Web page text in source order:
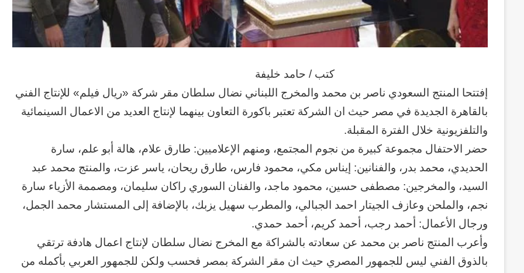
كتب / حامد خليفة
إفتتحا المنتج السعودي ناصر بن محمد والمخرج اللبناني نضال سلطان مقر شركة «ريال فيلم» للإنتاج الفني
بالقاهرة الجديدة في مصر حيث ان الشركة تعتبر باكورة التعاون بينهما لإنتاج العديد من الاعمال السينمائية
والتلفزيونية خلال الفترة المقبلة.
حضر الاحتفال مجموعة كبيرة من نجوم المجتمع، ومنهم الإعلاميين: طارق علام، هالة أبو علم، سارة
الحديدي، محمد بدر، والفنانين: إيناس مكي، محمود فارس، طارق ريحان، ياسر عزت، والمنتج محمد عبد
السيد، والمخرجين: مصطفى حسين، محمود ماجد، والفنان السوري راكان سليمان، ومصممة الأزياء سارة
نجم، والملحن وعازف الجيتار احمد الجبالي، والمطرب سهيل يزبك، بالإضافة إلى المستشار محمد الجمل،
ورجال الأعمال: أحمد رجب، أحمد كريم، أحمد حمدي.
وأعرب المنتج ناصر بن محمد عن سعادته بالشراكة مع المخرج نضال سلطان لإنتاج اعمال هادفة ترتقي
بالذوق الفني ليس للجمهور المصري حيث ان مقر الشركة بمصر فحسب ولكن للجمهور العربي بأكمله من